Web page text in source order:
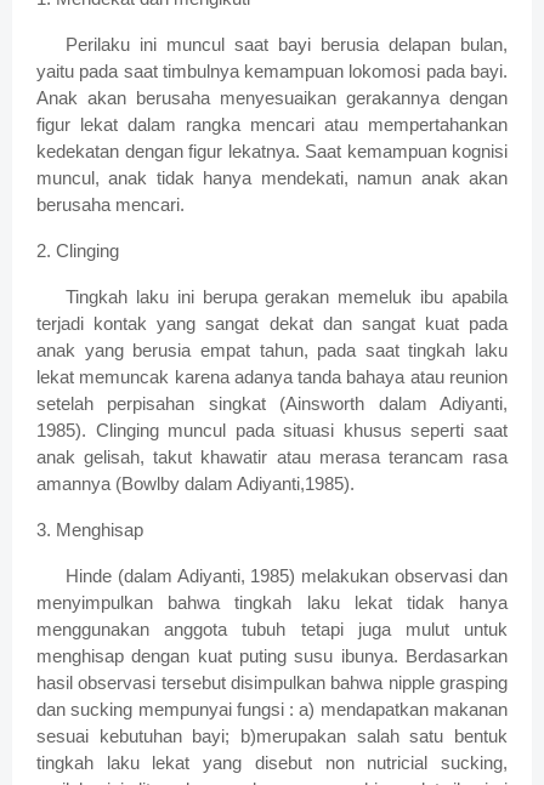
Perilaku ini muncul saat bayi berusia delapan bulan,
yaitu pada saat timbulnya kemampuan lokomosi pada bayi.
Anak akan berusaha menyesuaikan gerakannya dengan
figur lekat dalam rangka mencari atau mempertahankan
kedekatan dengan figur lekatnya. Saat kemampuan kognisi
muncul, anak tidak hanya mendekati, namun anak akan
berusaha mencari.
2. Clinging
Tingkah laku ini berupa gerakan memeluk ibu apabila
terjadi kontak yang sangat dekat dan sangat kuat pada
anak yang berusia empat tahun, pada saat tingkah laku
lekat memuncak karena adanya tanda bahaya atau reunion
setelah perpisahan singkat (Ainsworth dalam Adiyanti,
1985). Clinging muncul pada situasi khusus seperti saat
anak gelisah, takut khawatir atau merasa terancam rasa
amannya (Bowlby dalam Adiyanti,1985).
3. Menghisap
Hinde (dalam Adiyanti, 1985) melakukan observasi dan
menyimpulkan bahwa tingkah laku lekat tidak hanya
menggunakan anggota tubuh tetapi juga mulut untuk
menghisap dengan kuat puting susu ibunya. Berdasarkan
hasil observasi tersebut disimpulkan bahwa nipple grasping
dan sucking mempunyai fungsi : a) mendapatkan makanan
sesuai kebutuhan bayi; b)merupakan salah satu bentuk
tingkah laku lekat yang disebut non nutricial sucking,